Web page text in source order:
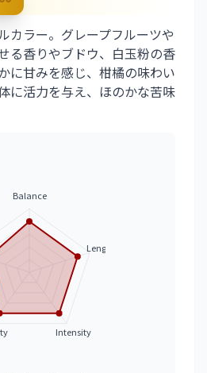
カラー。グレープフルーツや
る香りやブドウ、白玉粉の香
に甘みを感じ、柑橘の味わい
に活力を与え、ほのかな苦味
Balance
Length
Intensity